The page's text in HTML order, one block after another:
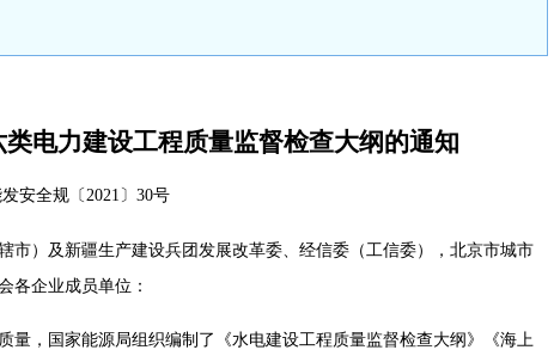
电力建设工程质量监督检查大纲的通知
发安全规〔2021〕30号
市）及新疆生产建设兵团发展改革委、经信委（工信委），北京市城市
各企业成员单位：
，国家能源局组织编制了《水电建设工程质量监督检查大纲》《海上